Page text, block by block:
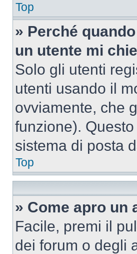
Top
» Perché
un utente mi
Solo gli utenti
utenti usando il
ovviamente, che
funzione).
sistema di posta
Top
» Come apro un
Facile, premi il
dei forum o degli